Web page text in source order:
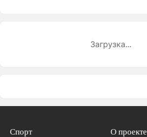
Загрузка...
Спорт
О проекте